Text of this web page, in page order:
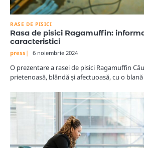
RASE DE PISICI
Rasa de pisici Ragamuffin:
caracteristici
press 6 noiembrie 2024
O prezentare a rasei de pisici Ragamuffin
prietenoasă, blândă și afectuoasă, cu o